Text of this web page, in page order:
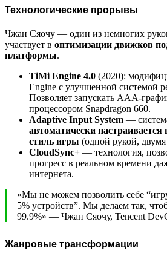
Технологические прорывы
Чжан Сяочу — один из немногих
участвует в оптимизации движков
платформы.
TiMi Engine 4.0 (2020):
Engine с улучшенной системой
Позволяет запускать AAA-
процессором Snapdragon 660.
Adaptive Input System —
автоматически настраивается
стиль игры (одной рукой,
CloudSync+ — технология,
прогресс в реальном времени
интернета.
«Мы не можем позволить себе
5% устройств”. Мы делаем так,
99.9%» — Чжан Сяочу, Tencent
Жанровые трансформации